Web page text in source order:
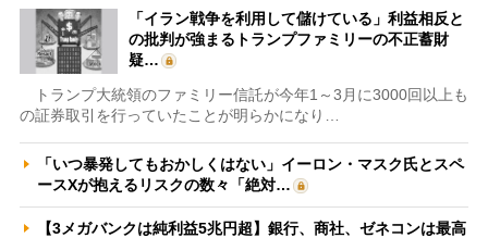
「イラン戦争を利用して儲けている」利益相反と
の批判が強まるトランプファミリーの不正蓄財
疑…
トランプ大統領のファミリー信託が今年1～3月に3000回以上も
の証券取引を行っていたことが明らかになり…
「いつ暴発してもおかしくはない」イーロン・マスク氏とスペ
ースXが抱えるリスクの数々「絶対…
【3メガバンクは純利益5兆円超】銀行、商社、ゼネコンは最高